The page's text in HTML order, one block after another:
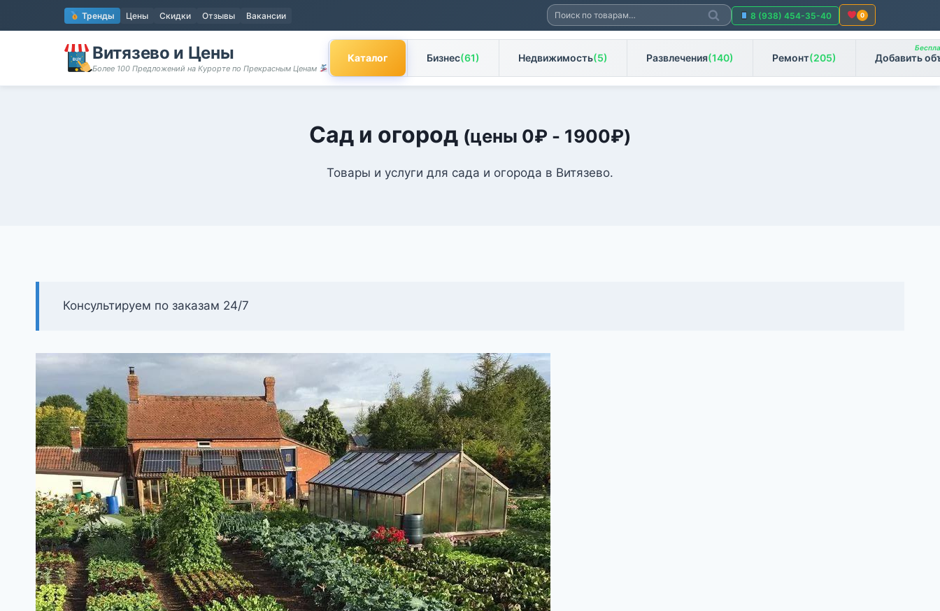
к
содержимому
Тренды Цены Скидки Отзывы Вакансии Искать:
Поиск
8 (938) 454-35-40 0
Витязево и Цены
Более 100 Предложений на Курорте по Прекрасным Ценам
Каталог Бизнес(61) Недвижимость(5) Развлечения(140) Ремонт(205) Добавить
Сад и огород (цены 0₽ - 1900₽)
Товары и услуги для сада и огорода в Витязево.
Консультируем по заказам 24/7